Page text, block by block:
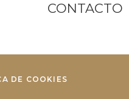
CONTACTO
DE COOKIES